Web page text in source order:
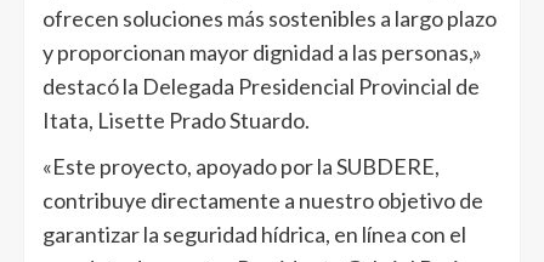
ofrecen soluciones más sostenibles a largo plazo
y proporcionan mayor dignidad a las personas,»
destacó la Delegada Presidencial Provincial de
Itata, Lisette Prado Stuardo.
«Este proyecto, apoyado por la SUBDERE,
contribuye directamente a nuestro objetivo de
garantizar la seguridad hídrica, en línea con el